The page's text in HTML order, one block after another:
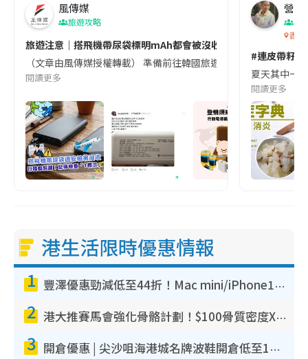
風傳媒
旅遊攻略
旅遊注意｜搭飛機帶尿袋標明mAh都會被沒收😱出發前切記檢查
（文章由風傳媒授權轉載） 準備前往韓國旅遊的民眾，近期要
閱讀更多
營養
香港
#連皮帶籽
夏天其中一
閱讀更多
港生活限時優惠情報
1 豐澤優惠勁減低至44折！Mac mini/iPhone17Pro大減價！廚房家電$220起
2 港大推賽馬會強化骨骼計劃！$100骨質密度X光檢查 完成免費運動訓練送超市禮券！附參加資格
3 開倉優惠 | 尖沙咀海港城名牌波鞋開倉低至1折！On鞋$899起／Joy&Peace鞋履$98起